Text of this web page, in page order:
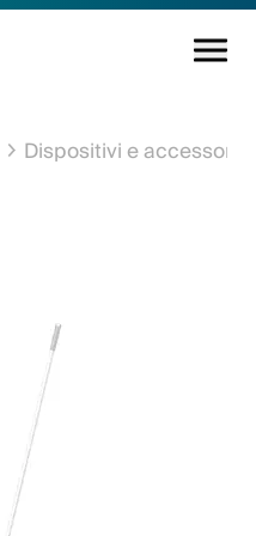
Dispositivi e accessori